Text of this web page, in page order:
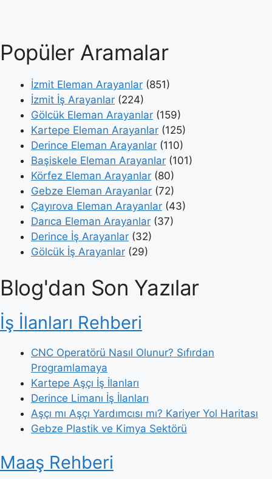
Popüler Aramalar
İzmit Eleman Arayanlar (851)
İzmit İş Arayanlar (224)
Gölcük Eleman Arayanlar (159)
Kartepe Eleman Arayanlar (125)
Derince Eleman Arayanlar (110)
Başiskele Eleman Arayanlar (101)
Körfez Eleman Arayanlar (80)
Gebze Eleman Arayanlar (72)
Çayırova Eleman Arayanlar (43)
Darıca Eleman Arayanlar (37)
Derince İş Arayanlar (32)
Gölcük İş Arayanlar (29)
Blog'dan Son Yazılar
İş İlanları Rehberi
CNC Operatörü Nasıl Olunur? Sıfırdan
Programlamaya
Kartepe Aşçı İş İlanları
Derince Limanı İş İlanları
Aşçı mı Aşçı Yardımcısı mı? Kariyer Yol Haritası
Gebze Plastik ve Kimya Sektörü
Maaş Rehberi